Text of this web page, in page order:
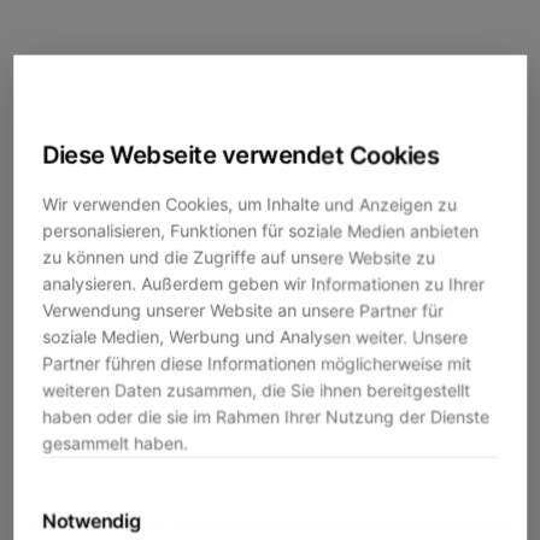
Diese Webseite verwendet Cookies
Wir verwenden Cookies, um Inhalte und Anzeigen zu
personalisieren, Funktionen für soziale Medien anbieten
zu können und die Zugriffe auf unsere Website zu
analysieren. Außerdem geben wir Informationen zu Ihrer
Verwendung unserer Website an unsere Partner für
soziale Medien, Werbung und Analysen weiter. Unsere
Partner führen diese Informationen möglicherweise mit
weiteren Daten zusammen, die Sie ihnen bereitgestellt
haben oder die sie im Rahmen Ihrer Nutzung der Dienste
gesammelt haben.
Notwendig
Application error: a